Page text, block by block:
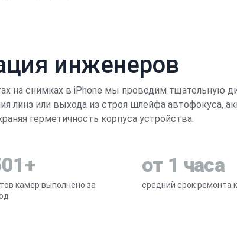
инженеров
на снимках в iPhone мы проводим тщательную
линз или выхода из строя шлейфа автофокуса,
герметичность корпуса устройства.
камер выполнено за
от 1 часа
средний срок ремонта